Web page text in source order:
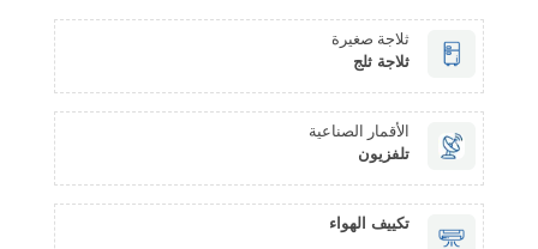
ثلاجة صغيرة
ثلاجة ثلج
الأقمار الصناعية
تلفزيون
تكييف الهواء